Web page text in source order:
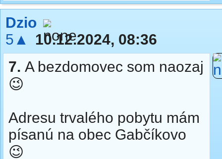
Dzio
5▲
10.12.2024, 08:36
7. A bezdomovec som naozaj
😉
Adresu trvalého pobytu mám
písanú na obec Gabčíkovo
😉